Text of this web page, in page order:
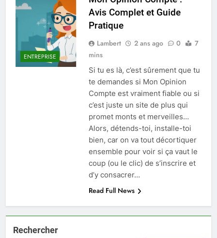
ENTREPRISE
Avis Complet et Guide
Pratique
Lambert 2 ans ago 0
7
mins
Si tu es là, c’est sûrement que tu
te demandes si Mon Opinion
Compte est vraiment fiable ou si
c’est juste un site de plus qui
promet monts et merveilles…
Alors, détends-toi, installe-toi
bien, car on va tout décortiquer
ensemble pour voir si ça vaut le
coup (ou le clic) de s’inscrire et
d’y consacrer…
Read Full News
Rechercher